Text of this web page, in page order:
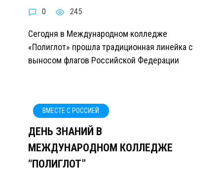
0 245
Сегодня в Международном колледже
«Полиглот» прошла традиционная линейка с
выносом флагов Российской Федерации
ВМЕСТЕ С РОССИЕЙ
ДЕНЬ ЗНАНИЙ В
МЕЖДУНАРОДНОМ КОЛЛЕДЖЕ
“ПОЛИГЛОТ”